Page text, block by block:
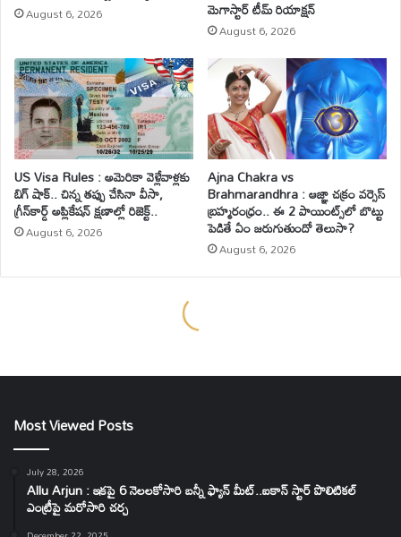
Most Viewed Posts
July 28, 2026
Allu Arjun : ఇకపై 6 నెలలకోసారి బన్నీ ఫ్యాన్ మీట్..ఐకాన్ స్టార్ పొలిటికల్
ఎంట్రీపై మరోసారి చర్చ